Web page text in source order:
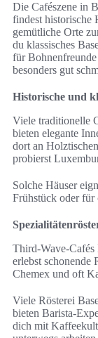
Die Cafészene in
findest historische
gemütliche Orte
du klassisches
für
besonders gut
Historische und
Viele traditionelle
bieten elegante
dort an
probierst
Solche Häuser
Frühstück oder für
Third-Wave-Cafés
erlebst schonende
Chemex und oft
Viele Rösterei
bieten Barista-
dich mit